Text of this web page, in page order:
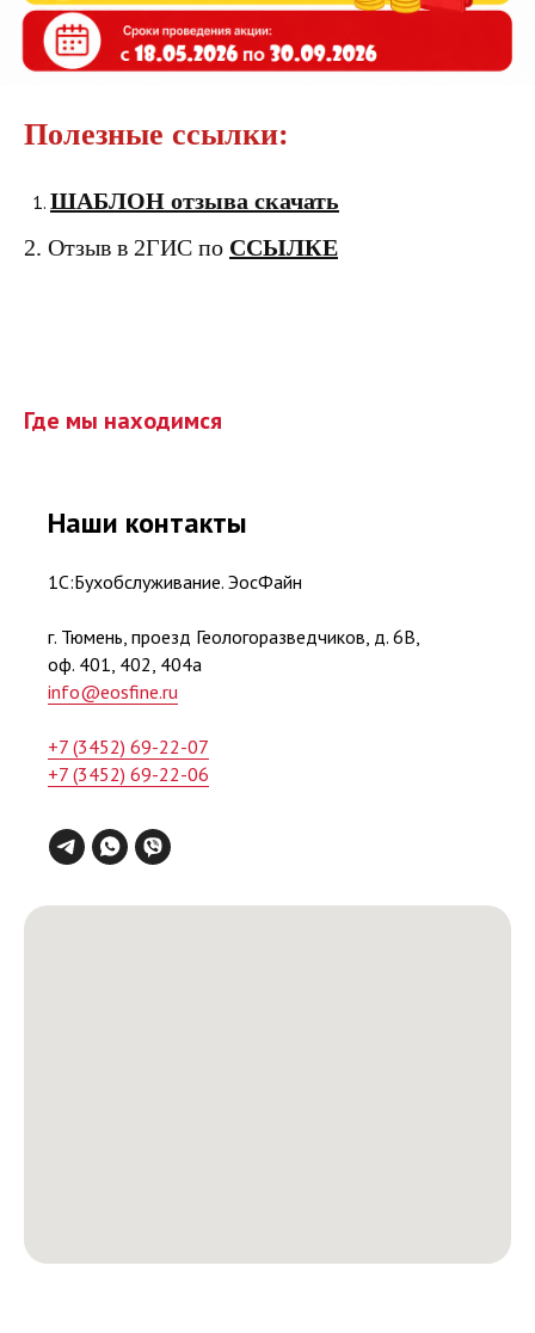
Полезные ссылки:
ШАБЛОН отзыва скачать
2. Отзыв в 2ГИС по ССЫЛКЕ
Где мы находимся
Наши контакты
1С:Бухобслуживание. ЭосФайн
г. Тюмень, проезд Геологоразведчиков, д. 6В,
оф. 401, 402, 404а
info@eosfine.ru
+7 (3452) 69-22-07
+7 (3452) 69-22-06